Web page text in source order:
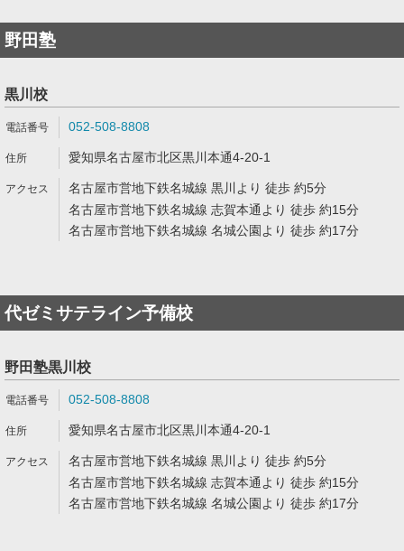
野田塾
黒川校
052-508-8808
愛知県名古屋市北区黒川本通4-20-1
名古屋市営地下鉄名城線 黒川より 徒歩 約5分
名古屋市営地下鉄名城線 志賀本通より 徒歩 約15分
名古屋市営地下鉄名城線 名城公園より 徒歩 約17分
代ゼミサテライン予備校
野田塾黒川校
052-508-8808
愛知県名古屋市北区黒川本通4-20-1
名古屋市営地下鉄名城線 黒川より 徒歩 約5分
名古屋市営地下鉄名城線 志賀本通より 徒歩 約15分
名古屋市営地下鉄名城線 名城公園より 徒歩 約17分